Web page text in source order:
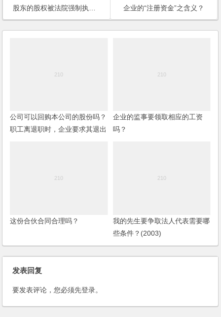
股东的股权被法院强制执行，公司的章程可否制定应对措施？(2006)
企业的“注册资金”之含义？
公司可以回购本公司的股份吗？
职工离退职时，企业要求其退出
企业的监事要领取相应的工资
吗？
这份合伙合同合理吗？
我的先生要争取法人代表需要哪
些条件？(2003)
发表回复
要发表评论，您必须先登录。